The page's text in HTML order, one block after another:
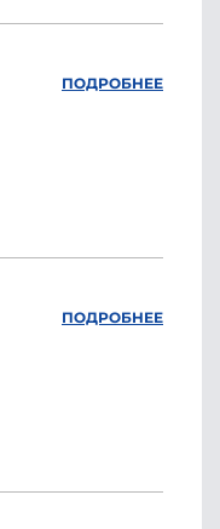
ПОДРОБНЕЕ
ПОДРОБНЕЕ